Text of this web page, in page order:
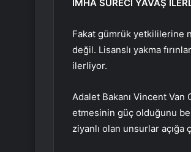
İMHA SÜRECİ YAVAŞ
Fakat gümrük yetkililerine
değil. Lisanslı yakma
ilerliyor.
Adalet Bakanı Vincent
etmesinin güç olduğunu
ziyanlı olan unsurlar açığa